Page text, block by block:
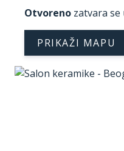
Otvoreno zatvara se
PRIKAŽI MAPU